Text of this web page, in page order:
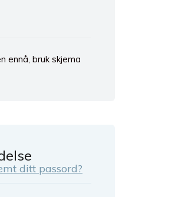
ennå, bruk skjema
ditt passord?